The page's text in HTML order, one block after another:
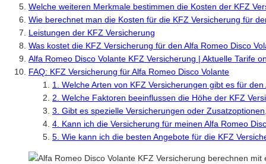
Welche weiteren Merkmale bestimmen die Kosten der KFZ
Wie berechnet man die Kosten für die KFZ Versicherung für
Leistungen der KFZ Versicherung
Was kostet die KFZ Versicherung für den Alfa Romeo Disco
Alfa Romeo Disco Volante KFZ Versicherung | Aktuelle Tarife
FAQ: KFZ Versicherung für Alfa Romeo Disco Volante
1. Welche Arten von KFZ Versicherungen gibt es für
2. Welche Faktoren beeinflussen die Höhe der KFZ
3. Gibt es spezielle Versicherungen oder
4. Kann ich die Versicherung für meinen Alfa Romeo
5. Wie kann ich die besten Angebote für die KFZ